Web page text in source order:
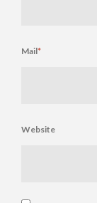
Mail*
Website